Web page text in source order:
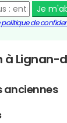
Je
politique de
à Lignan-
anciennes